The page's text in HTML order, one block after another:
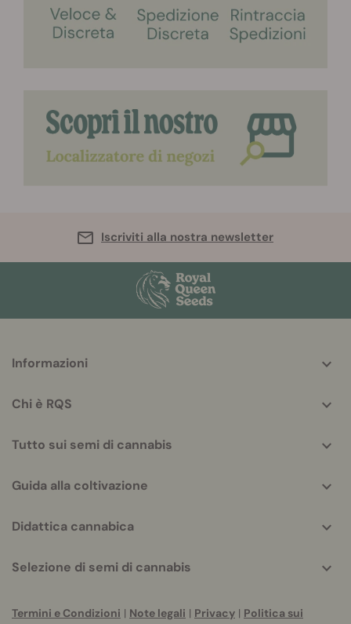
Iscriviti alla nostra newsletter
helpful
Informazioni
Chi è RQS
Tutto sui semi di cannabis
Guida alla coltivazione
Didattica cannabica
Selezione di semi di cannabis
Termini e Condizioni | Note legali | Privacy | Politica sui